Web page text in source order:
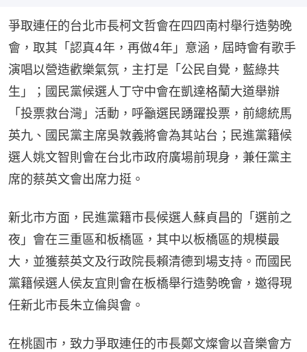
爭取連任的台北市長柯文哲會在四四南村舉行造勢晚
會，取其「認真4年，再做4年」意涵，屆時會有歌手
演唱以營造歡樂氣氛，主打是「公民自覺，藍綠共
生」；國民黨候選人丁守中會在凱達格蘭大道舉辦
「投票救台灣」活動，呼籲選民踴躍投票，前總統馬
英九、國民黨主席吳敦義將會為其站台；民進黨籍候
選人姚文智則會在台北市政府廣場前現身，兼任黨主
席的蔡英文會出席力挺。
新北市方面，民進黨籍市長候選人蘇貞昌的「選前之
夜」會在三重區和板橋區，其中以板橋區的規模最
大，並獲蔡英文及行政院長賴清德到場支持。而國民
黨籍候選人侯友宜則會在板橋舉行造勢晚會，邀得現
任新北市長朱立倫與會。
在桃園市，致力爭取連任的市長鄭文燦會以音樂會方